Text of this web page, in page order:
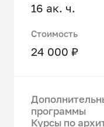
16 ак. ч.
Стоимость
24 000 ₽
программы
Курсы по